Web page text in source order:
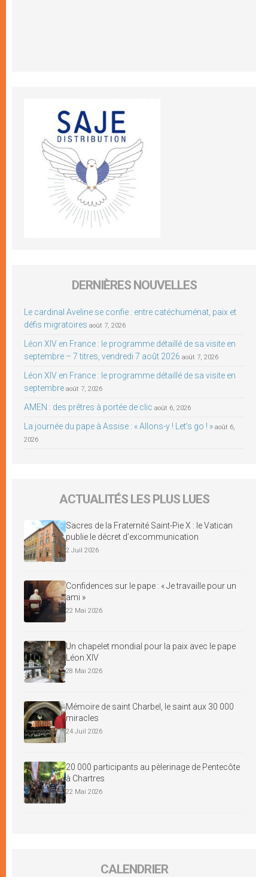
DERNIÈRES NOUVELLES
Le cardinal Aveline se confie : entre catéchuménat, paix et
défis migratoires août 7, 2026
Léon XIV en France : le programme détaillé de sa visite en
septembre – 7 titres, vendredi 7 août 2026 août 7, 2026
Léon XIV en France : le programme détaillé de sa visite en
septembre août 7, 2026
AMEN : des prêtres à portée de clic août 6, 2026
La journée du pape à Assise : « Allons-y ! Let’s go ! » août 6,
2026
ACTUALITÉS LES PLUS LUES
Sacres de la Fraternité Saint-Pie X : le Vatican
publie le décret d’excommunication
2 Juil 2026
Confidences sur le pape : « Je travaille pour un
ami »
22 Mai 2026
Un chapelet mondial pour la paix avec le pape
Léon XIV
28 Mai 2026
Mémoire de saint Charbel, le saint aux 30 000
miracles
24 Juil 2026
20 000 participants au pèlerinage de Pentecôte
à Chartres
22 Mai 2026
CALENDRIER